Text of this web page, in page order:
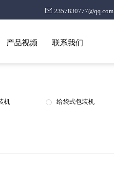
2357830777@qq.com
产品视频 联系我们
机 给袋式包装机